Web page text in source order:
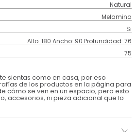
Natural
Melamina
Si
Alto: 180 Ancho: 90 Profundidad: 76
75
sientas como en casa, por eso
de los productos en la página para
cómo se ven en un espacio, pero esto
accesorios, ni pieza adicional que lo